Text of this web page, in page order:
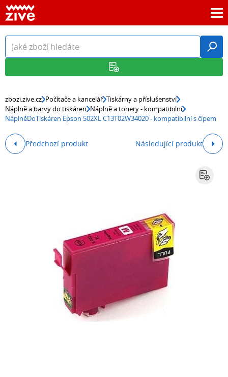
zbozi.zive.cz Počítače a kancelář Tiskárny a příslušenství
Náplně a barvy do tiskáren Náplně a tonery - kompatibilní
NáplněDoTiskáren Epson 502XL C13T02W34020 - kompatibilní s čipem
Předchozí produkt Následující produkt